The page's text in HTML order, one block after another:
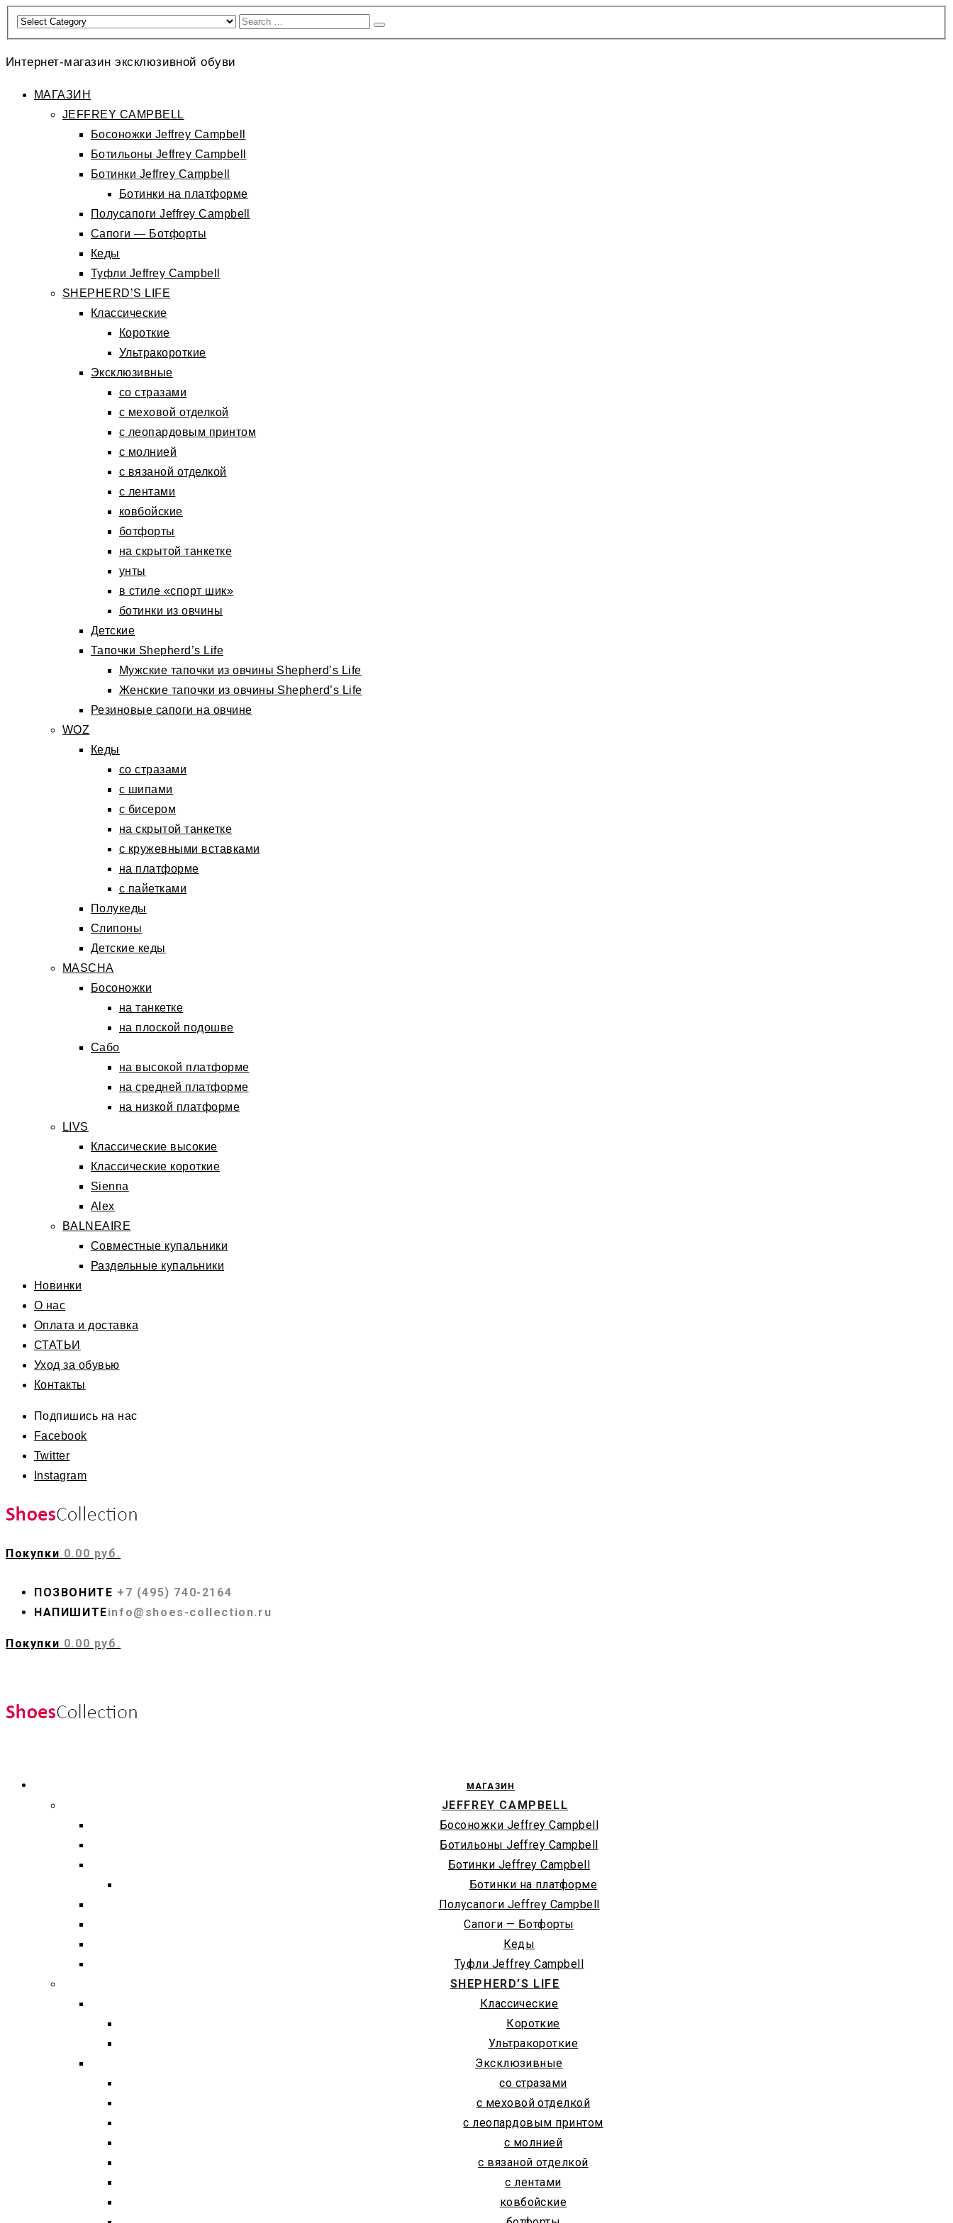
Интернет-магазин эксклюзивной обуви
МАГАЗИН
JEFFREY CAMPBELL
Босоножки Jeffrey Campbell
Ботильоны Jeffrey Campbell
Ботинки Jeffrey Campbell
Ботинки на платформе
Полусапоги Jeffrey Campbell
Сапоги — Ботфорты
Кеды
Туфли Jeffrey Campbell
SHEPHERD’S LIFE
Классические
Короткие
Ультракороткие
Эксклюзивные
со стразами
с меховой отделкой
с леопардовым принтом
с молнией
с вязаной отделкой
с лентами
ковбойские
ботфорты
на скрытой танкетке
унты
в стиле «спорт шик»
ботинки из овчины
Детские
Тапочки Shepherd’s Life
Мужские тапочки из овчины Shepherd’s Life
Женские тапочки из овчины Shepherd’s Life
Резиновые сапоги на овчине
WOZ
Кеды
со стразами
с шипами
с бисером
на скрытой танкетке
с кружевными вставками
на платформе
с пайетками
Полукеды
Слипоны
Детские кеды
MASCHA
Босоножки
на танкетке
на плоской подошве
Сабо
на высокой платформе
на средней платформе
на низкой платформе
LIVS
Классические высокие
Классические короткие
Sienna
Alex
BALNEAIRE
Совместные купальники
Раздельные купальники
Новинки
О нас
Оплата и доставка
СТАТЬИ
Уход за обувью
Контакты
Подпишись на нас
Facebook
Twitter
Instagram
Покупки 0.00 руб.
ПОЗВОНИТЕ +7 (495) 740-2164
НАПИШИТЕinfo@shoes-collection.ru
Покупки 0.00 руб.
МАГАЗИН
JEFFREY CAMPBELL
Босоножки Jeffrey Campbell
Ботильоны Jeffrey Campbell
Ботинки Jeffrey Campbell
Ботинки на платформе
Полусапоги Jeffrey Campbell
Сапоги — Ботфорты
Кеды
Туфли Jeffrey Campbell
SHEPHERD’S LIFE
Классические
Короткие
Ультракороткие
Эксклюзивные
со стразами
с меховой отделкой
с леопардовым принтом
с молнией
с вязаной отделкой
с лентами
ковбойские